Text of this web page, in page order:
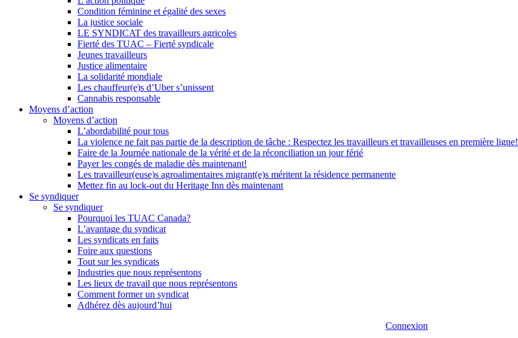
Condition féminine et égalité des sexes
La justice sociale
LE SYNDICAT des travailleurs agricoles
Fierté des TUAC – Fierté syndicale
Jeunes travailleurs
Justice alimentaire
La solidarité mondiale
Les chauffeur(e)s d’Uber s’unissent
Cannabis responsable
Moyens d’action
Moyens d’action
L’abordabilité pour tous
La violence ne fait pas partie de la description de tâche : Respectez les travailleurs et travailleuses en première ligne!
Faire de la Journée nationale de la vérité et de la réconciliation un jour férié
Payer les congés de maladie dès maintenant!
Les travailleur(euse)s agroalimentaires migrant(e)s méritent la résidence permanente
Mettez fin au lock-out du Heritage Inn dès maintenant
Se syndiquer
Se syndiquer
Pourquoi les TUAC Canada?
L’avantage du syndicat
Les syndicats en faits
Foire aux questions
Tout sur les syndicats
Industries que nous représentons
Les lieux de travail que nous représentons
Comment former un syndicat
Adhérez dès aujourd’hui
Connexion